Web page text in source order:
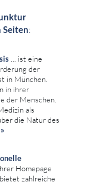
Seiten:
... ist eine
der
in München.
in ihrer
der Menschen.
als
die Natur des
Homepage
zahlreiche